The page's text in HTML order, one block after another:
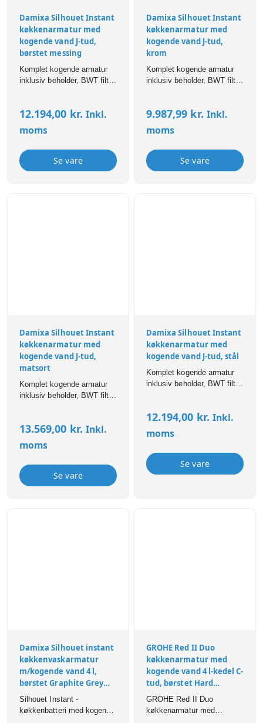
Damixa Silhouet Instant
køkkenarmatur med
kogende vand J-tud,
børstet messing
Komplet kogende armatur
inklusiv beholder, BWT filter
Twist funktion til at åbne for
beholder. Børstet messing
(PVD) overflade. Den
særlige PVD-belægning
giver en hårdere og endnu
12.194,00 kr. Inkl.
moms
Se vare
Damixa Silhouet Instant
køkkenarmatur med
kogende vand J-tud,
krom
Komplet kogende armatur
inklusiv beholder, BWT filter
Twist funktion til at åbne for
beholder. Krom.
9.987,99 kr. Inkl.
moms
Se vare
Damixa Silhouet Instant
køkkenarmatur med
kogende vand J-tud,
matsort
Komplet kogende armatur
inklusiv beholder, BWT filter
Twist funktion til at åbne for
beholder. Matsort. Den
hårdføre overflade er nem at
rengøre og afvisende
overfor snavs og
13.569,00 kr. Inkl.
moms
Se vare
Damixa Silhouet Instant
køkkenarmatur med
kogende vand J-tud, stål
Komplet kogende armatur
inklusiv beholder, BWT filter
Twist funktion til at åbne for
beholder. Steel (PVD)
overflade. Den særlige
PVD-belægning giver en
hårdere og endnu mere
12.194,00 kr. Inkl.
moms
Se vare
Damixa Silhouet instant
køkkenvaskarmatur
m/kogende vand 4 l,
børstet Graphite Grey
PVD
Silhouet Instant -
køkkenbatteri med kogende
GROHE Red II Duo
køkkenarmatur med
kogende vand 4 l-kedel C-
tud, børstet Hard
Graphite
GROHE Red II Duo
køkkenarmatur med